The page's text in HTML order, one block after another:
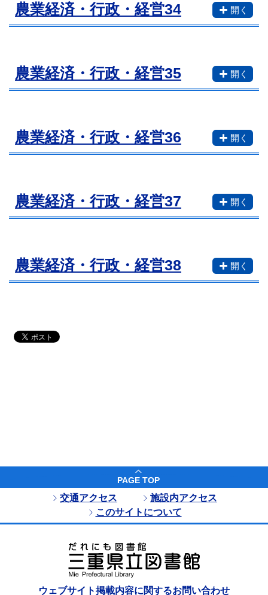
農業経済・行政・経営34
農業経済・行政・経営35
農業経済・行政・経営36
農業経済・行政・経営37
農業経済・行政・経営38
PAGE TOP
交通アクセス
施設内アクセス
このサイトについて
ウェブサイト掲載内容に関するお問い合わせ